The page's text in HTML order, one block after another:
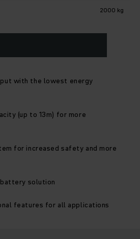
2000 kg
with the lowest energy
(up to 13m) for more
for increased safety and more
solution
features for all applications